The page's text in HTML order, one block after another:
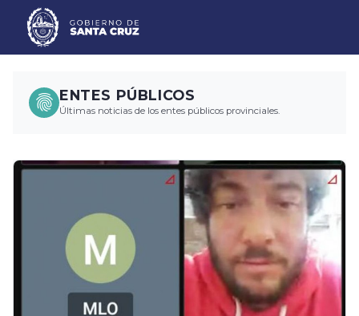
ENTES PÚBLICOS
Últimas noticias de los entes públicos provinciales.